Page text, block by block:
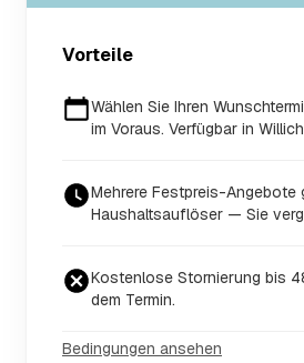
Vorteile
Wählen Sie Ihren
im Voraus. Verfügbar in
Mehrere Festpreis-Angebote
Haushaltsauflöser — Sie
Kostenlose Stornierung bis
dem Termin.
Bedingungen ansehen